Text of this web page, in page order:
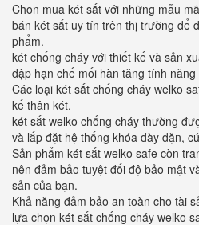
Chon mua két sắt với những mẫu
bán két sắt uy tín trên thị trường để
phẩm.
két chống cháy với thiết kế và sản
dập hạn chế mối hàn tăng tính
Các loại két sắt chống cháy welko
kế thân két.
két sắt welko chống cháy thường
và lắp đặt hệ thống khóa dày dặn,
Sản phẩm két sắt welko safe còn
nên đảm bảo tuyệt đối độ bảo mật
sản của bạn.
Khả năng đảm bảo an toàn cho tài
lựa chọn két sắt chống cháy welko